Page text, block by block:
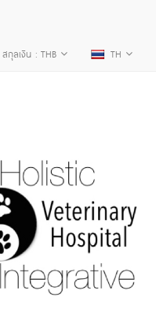
สกุลเงิน : THB TH